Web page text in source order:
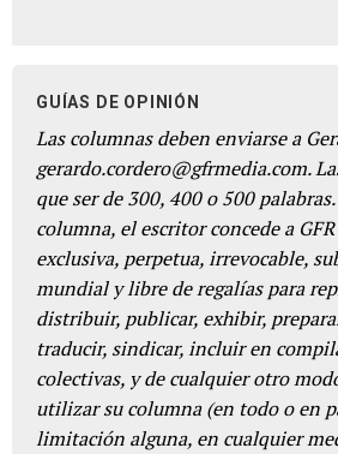
GUÍAS DE OPINIÓN
Las columnas deben enviarse a
gerardo.cordero@gfrmedia.com.
que ser de 300, 400 o 500
columna, el escritor concede a
exclusiva, perpetua, irrevocable,
mundial y libre de regalías para
distribuir, publicar, exhibir,
traducir, sindicar, incluir en
colectivas, y de cualquier otro
utilizar su columna (en todo o en
limitación alguna, en cualquier